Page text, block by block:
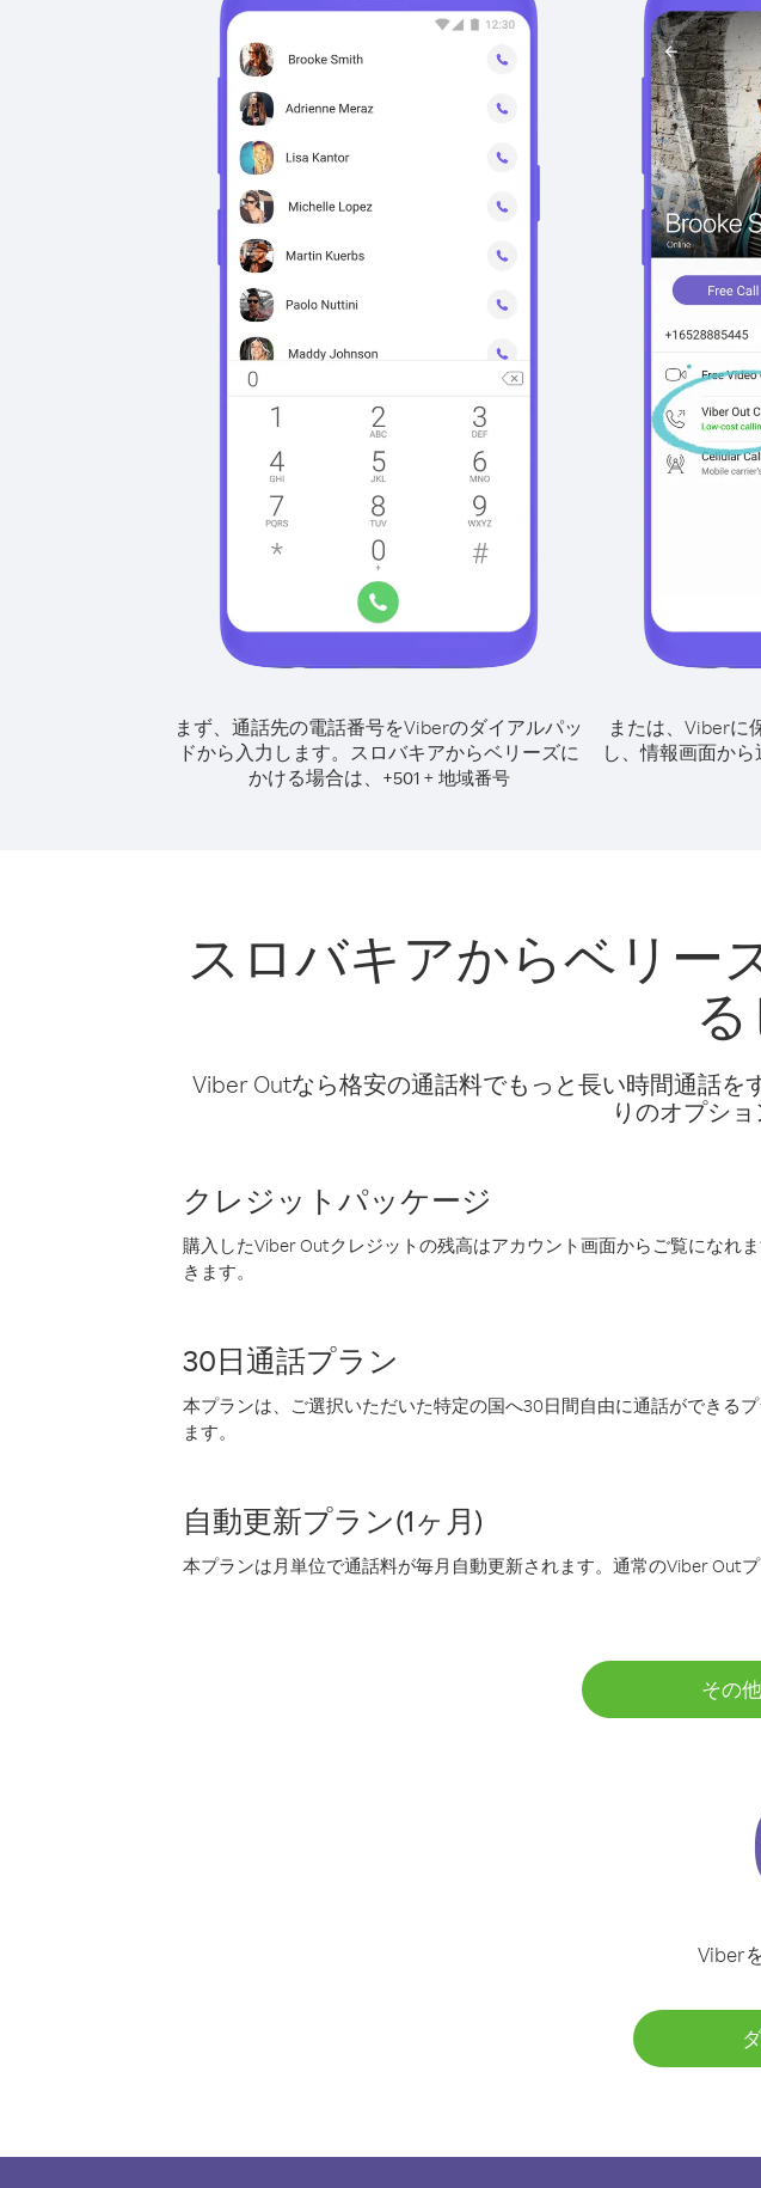
まず、通話先の電話番号をViberのダイアルパッ
ドから入力します。 スロバキアからベリーズに
かける場合は、
+501+ 地域番号
または、Viberに
し、情報画面から
スロバキアからベリー
Viber Outなら格安の通話料でもっと長い時間通話
りのオプショ
クレジットパッケージ
購入したViber Outクレジットの残高はアカウント画面からご覧になれ
きます。
30日通話プラン
本プランは、ご選択いただいた特定の国へ30日間自由に通話ができる
ます。
自動更新プラン(1ヶ月)
本プランは月単位で通話料が毎月自動更新されます。通常のViber Out
その
Viber